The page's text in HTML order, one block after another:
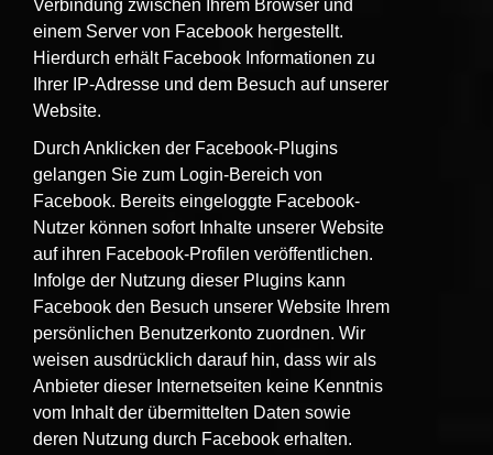
Verbindung zwischen Ihrem Browser und
einem Server von Facebook hergestellt.
Hierdurch erhält Facebook Informationen zu
Ihrer IP-Adresse und dem Besuch auf unserer
Website.
Durch Anklicken der Facebook-Plugins
gelangen Sie zum Login-Bereich von
Facebook. Bereits eingeloggte Facebook-
Nutzer können sofort Inhalte unserer Website
auf ihren Facebook-Profilen veröffentlichen.
Infolge der Nutzung dieser Plugins kann
Facebook den Besuch unserer Website Ihrem
persönlichen Benutzerkonto zuordnen. Wir
weisen ausdrücklich darauf hin, dass wir als
Anbieter dieser Internetseiten keine Kenntnis
vom Inhalt der übermittelten Daten sowie
deren Nutzung durch Facebook erhalten.